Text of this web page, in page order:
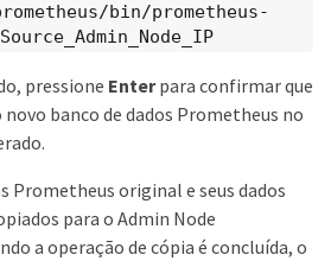
bin/prometheus-
pressione Enterpara confirmar que
banco de dados Prometheus no
Prometheus original e seus dados
para o Admin Node
a operação de cópia é concluída, o